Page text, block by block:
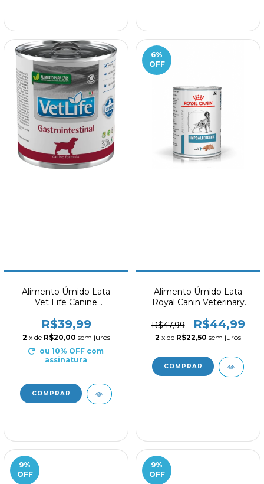
Alimento Úmido Lata
Vet Life Canine
R$39,99
2 x de R$20,00 sem juros
ou 10% OFF com
assinatura
6%
OFF
Alimento Úmido Lata
Royal Canin Veterinary
R$47,99
R$44,99
2 x de R$22,50 sem juros
9%
OFF
9%
OFF